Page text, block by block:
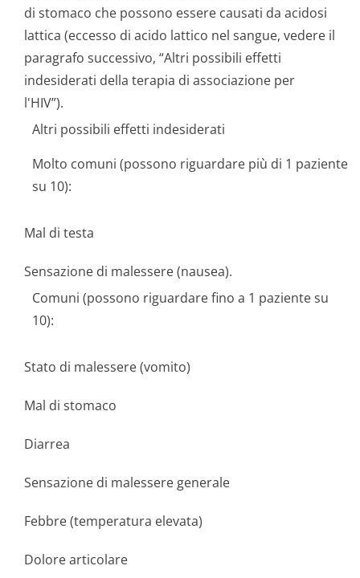
di stomaco che possono essere causati da acidosi
lattica (eccesso di acido lattico nel sangue, vedere il
paragrafo successivo, “Altri possibili effetti
indesiderati della terapia di associazione per
l'HIV”).
Altri possibili effetti indesiderati
Molto comuni (possono riguardare più di 1 paziente
su 10):
Mal di testa
Sensazione di malessere (nausea).
Comuni (possono riguardare fino a 1 paziente su
10):
Stato di malessere (vomito)
Mal di stomaco
Diarrea
Sensazione di malessere generale
Febbre (temperatura elevata)
Dolore articolare